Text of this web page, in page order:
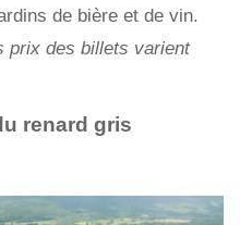
de bière et de vin.
prix des billets varient
renard gris